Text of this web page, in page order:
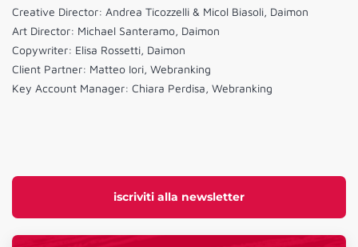
iscriviti alla newsletter
Creative Director: Andrea Ticozzelli & Micol Biasoli, Daimon
Art Director: Michael Santeramo, Daimon
Copywriter: Elisa Rossetti, Daimon
Client Partner: Matteo Iori, Webranking
Key Account Manager: Chiara Perdisa, Webranking